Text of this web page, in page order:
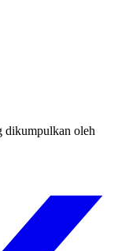
dikumpulkan oleh